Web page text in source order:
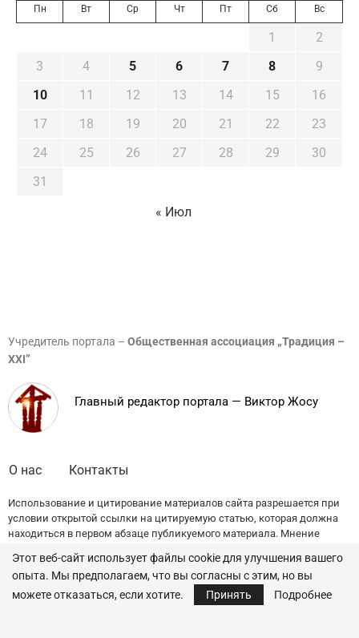
Пн Вт Ср Чт Пт Сб Вс
1
2
3
4 5 6 7 8
9
10
11 12 13 14 15
16
17
18 19 20 21 22
23
24
25 26 27 28 29
30
31
« Июл
Учредитель портала – Общественная ассоциация „Традиция –
XXI”
Главный редактор портала — Виктор Жосу
О нас Контакты
Использование и цитирование материалов сайта разрешается при
условии открытой ссылки на цитируемую статью, которая должна
находиться в первом абзаце публикуемого материала. Мнение
© 2022 — All Rights Reserved. Traditia.md
Этот веб-сайт использует файлы cookie для улучшения вашего
опыта. Мы предполагаем, что вы согласны с этим, но вы
можете отказаться, если хотите.
Принять Подробнее